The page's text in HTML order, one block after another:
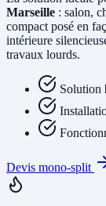
Marseille : salon,
compact posé en
intérieure
travaux lourds.
Solution
Devis mono-split